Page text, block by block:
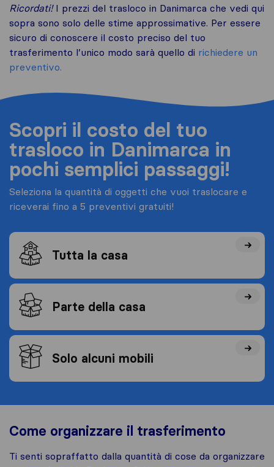
Ricordati!I prezzi del trasloco in Danimarca che vedi qui
sopra sono solo delle stime approssimative. Per essere
sicuro di conoscere il costo preciso del tuo
trasferimento l’unico modo sarà quello di richiedere un
preventivo.
Scopri il costo del tuo
trasloco in Danimarca in
pochi semplici passaggi!
Seleziona la quantità di oggetti che vuoi traslocare e
riceverai fino a 5 preventivi gratuiti!
Tutta la casa
Parte della casa
Solo alcuni mobili
Come organizzare il trasferimento
Ti senti sopraffatto dalla quantità di cose da organizzare